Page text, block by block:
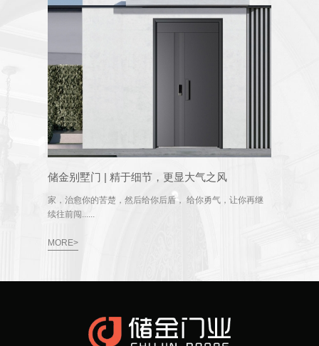
储金别墅门 | 精于细节，更显大气之风
家，治愈你的苦楚，然后给你后盾， 给你勇气，让你再继
续往前闯......
MORE>